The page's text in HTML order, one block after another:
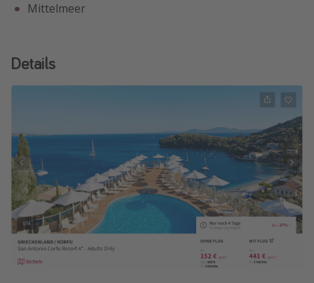
Mittelmeer
Details